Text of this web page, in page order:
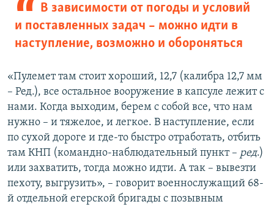
В зависимости от погоды и условий
и поставленных задач – можно идти в
наступление, возможно и обороняться
«Пулемет там стоит хороший, 12,7 (калибра 12,7 мм
– Ред.), все остальное вооружение в капсуле лежит с
нами. Когда выходим, берем с собой все, что нам
нужно – и тяжелое, и легкое. В наступление, если
по сухой дороге и где-то быстро отработать, отбить
там КНП (командно-наблюдательный пункт – ред.)
или захватить, тогда можно идти. А так – вывезти
пехоту, выгрузить», – говорит военнослужащий 68-
й отдельной егерской бригады с позывным